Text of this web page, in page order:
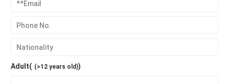
Adult( (>12 years old))